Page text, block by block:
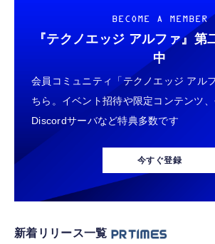
BECOME A MEMBER
『テクノエッジ アルファ』 第
中
会員コミュニティ「テクノエッジ アル
ちら。イベント招待や限定コンテンツ
Discordサーバなど特典多数です
今すぐ登録
新着リリース一覧